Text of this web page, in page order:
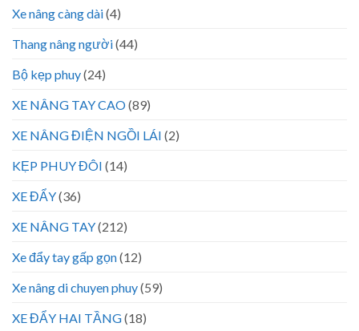
Xe nâng càng dài(4)
Thang nâng người(44)
Bộ kẹp phuy(24)
XE NÂNG TAY CAO(89)
XE NÂNG ĐIỆN NGỒI LÁI (2)
KẸP PHUY ĐÔI (14)
XE ĐẨY(36)
XE NÂNG TAY(212)
Xe đẩy tay gấp gọn(12)
Xe nâng di chuyen phuy(59)
XE ĐẨY HAI TẦNG(18)